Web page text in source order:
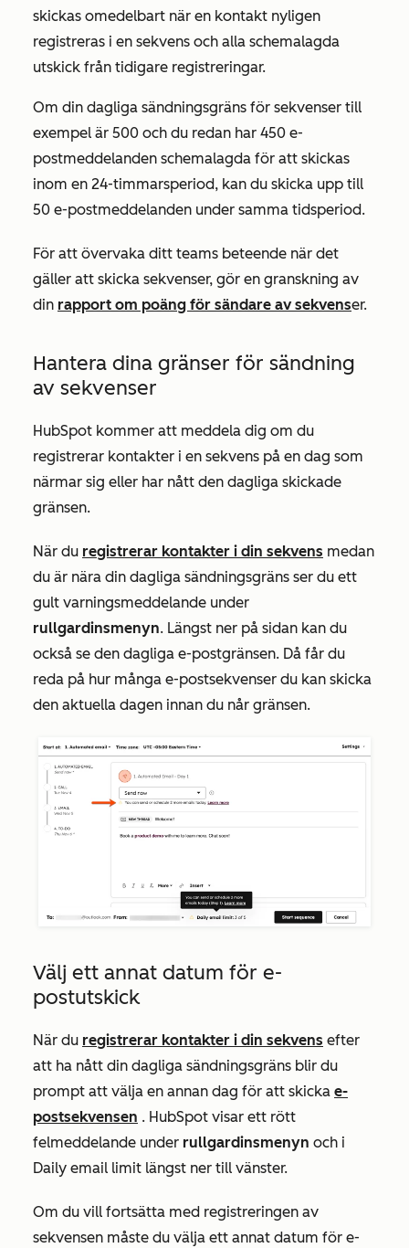
skickas omedelbart när en kontakt nyligen
registreras i en sekvens och alla schemalagda
utskick från tidigare registreringar.
Om din dagliga sändningsgräns för sekvenser till
exempel är 500 och du redan har 450 e-
postmeddelanden schemalagda för att skickas
inom en 24-timmarsperiod, kan du skicka upp till
50 e-postmeddelanden under samma tidsperiod.
För att övervaka ditt teams beteende när det
gäller att skicka sekvenser, gör en granskning av
din rapport om poäng för sändare av sekvenser.
Hantera dina gränser för sändning
av sekvenser
HubSpot kommer att meddela dig om du
registrerar kontakter i en sekvens på en dag som
närmar sig eller har nått den dagliga skickade
gränsen.
När du registrerar kontakter i din sekvens medan
du är nära din dagliga sändningsgräns ser du ett
gult varningsmeddelande under
rullgardinsmenyn. Längst ner på sidan kan du
också se den dagliga e-postgränsen. Då får du
reda på hur många e-postsekvenser du kan skicka
den aktuella dagen innan du når gränsen.
Välj ett annat datum för e-
postutskick
När du registrerar kontakter i din sekvens efter
att ha nått din dagliga sändningsgräns blir du
prompt att välja en annan dag för att skicka e-
postsekvensen . HubSpot visar ett rött
felmeddelande under rullgardinsmenyn och i
Daily email limit längst ner till vänster.
Om du vill fortsätta med registreringen av
sekvensen måste du välja ett annat datum för e-